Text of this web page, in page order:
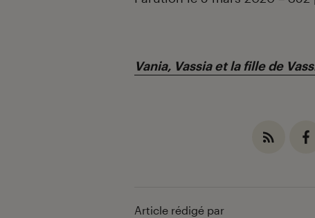
Vania, Vassia et la fille de
Article rédigé par